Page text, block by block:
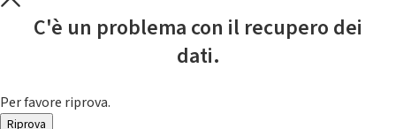
C'è un problema con il recupero dei
dati.
Per favore riprova.
Riprova